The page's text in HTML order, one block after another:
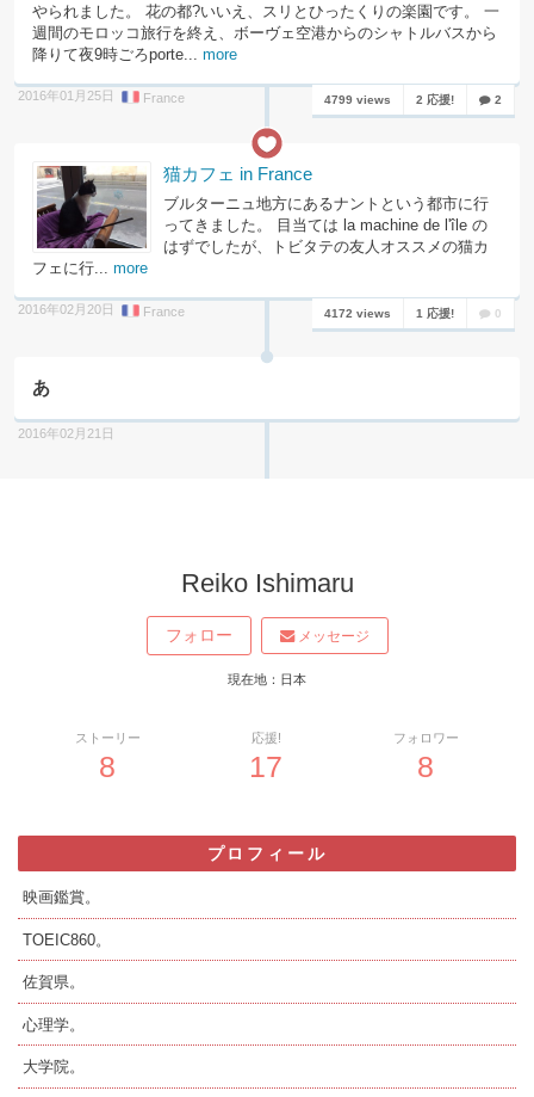
やられました。 花の都?いいえ、スリとひったくりの楽園です。 一
週間のモロッコ旅行を終え、ボーヴェ空港からのシャトルバスから
降りて夜9時ごろporte... more
2016年01月25日 France 4799 views 2 応援! 2
猫カフェ in France
ブルターニュ地方にあるナントという都市に行
ってきました。 目当ては la machine de l'île の
はずでしたが、トビタテの友人オススメの猫カ
フェに行... more
2016年02月20日 France 4172 views 1 応援! 0
あ
2016年02月21日
Reiko Ishimaru
フォロー メッセージ
現在地：日本
ストーリー
8
応援!
17
フォロワー
8
プロフィール
映画鑑賞。
TOEIC860。
佐賀県。
心理学。
大学院。